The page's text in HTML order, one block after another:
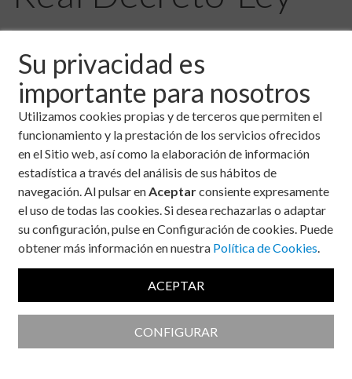
Su privacidad es
importante para nosotros
Utilizamos cookies propias y de terceros que permiten el
funcionamiento y la prestación de los servicios ofrecidos
en el Sitio web, así como la elaboración de información
estadística a través del análisis de sus hábitos de
navegación. Al pulsar enAceptarconsiente expresamente
el uso de todas las cookies. Si desea rechazarlas o adaptar
su configuración, pulse en Configuración de cookies. Puede
obtener más información en nuestra Política de Cookies.
ACEPTAR
CONFIGURAR
Abogada
Temas:Entorno legal
Fecha:1 de julio, 2012
Decreto-ley 16/2012, de 20 de abril, de medidas
urgentes para garantizar la sostenibilidad del Sistema
Nacional de Salud y mejorar la calidad y seguridad de
sus prestaciones, respecto de aquellas personas que
utilizan insulina.
Con anterioridad al Real Decreto-ley 16/2012, la financiación
de los medicamentos se encontraba establecida en la forma
: 40% sobre el precio de venta al
público (en adelante PVP).